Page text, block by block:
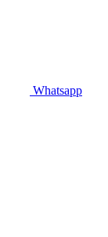
Whatsapp